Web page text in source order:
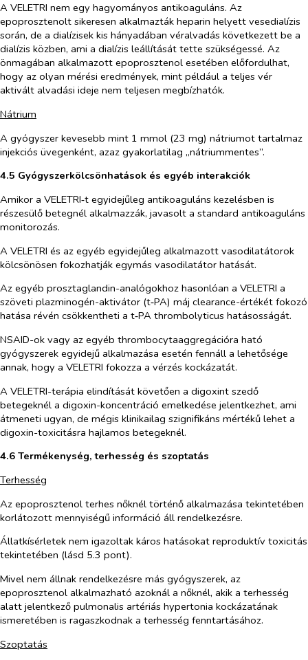
A VELETRI nem egy hagyományos antikoaguláns. Az
epoprosztenolt sikeresen alkalmazták heparin helyett vesedialízis
során, de a dialízisek kis hányadában véralvadás következett be a
dialízis közben, ami a dialízis leállítását tette szükségessé. Az
önmagában alkalmazott epoprosztenol esetében előfordulhat,
hogy az olyan mérési eredmények, mint például a teljes vér
aktivált alvadási ideje nem teljesen megbízhatók.
Nátrium
A gyógyszer kevesebb mint 1 mmol (23 mg) nátriumot tartalmaz
injekciós üvegenként, azaz gyakorlatilag „nátriummentes”.
4.5 Gyógyszerkölcsönhatások és egyéb interakciók
Amikor a VELETRI‑t egyidejűleg antikoaguláns kezelésben is
részesülő betegnél alkalmazzák, javasolt a standard antikoaguláns
monitorozás.
A VELETRI és az egyéb egyidejűleg alkalmazott vasodilatátorok
kölcsönösen fokozhatják egymás vasodilatátor hatását.
Az egyéb prosztaglandin-analógokhoz hasonlóan a VELETRI a
szöveti plazminogén-aktivátor (t‑PA) máj clearance-értékét fokozó
hatása révén csökkentheti a t‑PA thrombolyticus hatásosságát.
NSAID-ok vagy az egyéb thrombocytaaggregációra ható
gyógyszerek egyidejű alkalmazása esetén fennáll a lehetősége
annak, hogy a VELETRI fokozza a vérzés kockázatát.
A VELETRI-terápia elindítását követően a digoxint szedő
betegeknél a digoxin-koncentráció emelkedése jelentkezhet, ami
átmeneti ugyan, de mégis klinikailag szignifikáns mértékű lehet a
digoxin-toxicitásra hajlamos betegeknél.
4.6 Termékenység, terhesség és szoptatás
Terhesség
Az epoprosztenol terhes nőknél történő alkalmazása tekintetében
korlátozott mennyiségű információ áll rendelkezésre.
Állatkísérletek nem igazoltak káros hatásokat reproduktív toxicitás
tekintetében (lásd 5.3 pont).
Mivel nem állnak rendelkezésre más gyógyszerek, az
epoprosztenol alkalmazható azoknál a nőknél, akik a terhesség
alatt jelentkező pulmonalis artériás hypertonia kockázatának
ismeretében is ragaszkodnak a terhesség fenntartásához.
Szoptatás